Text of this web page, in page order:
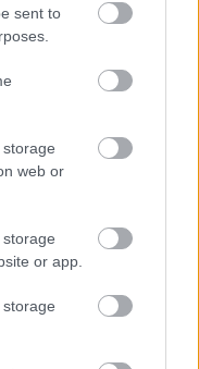
sent to
web or
or app.